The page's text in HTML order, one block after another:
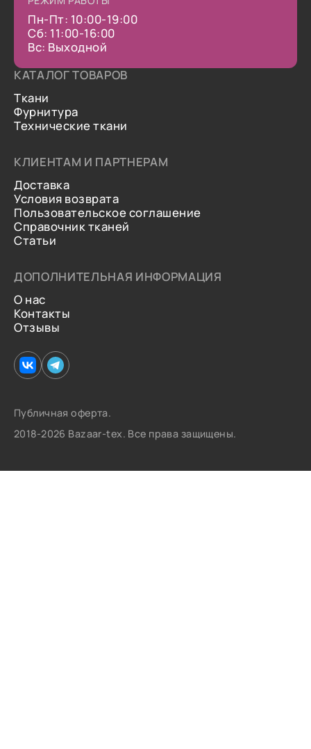
Пн-Пт: 10:00-19:00
Сб: 11:00-16:00
Вс: Выходной
КАТАЛОГ ТОВАРОВ
Ткани
Фурнитура
Технические ткани
КЛИЕНТАМ И ПАРТНЕРАМ
Доставка
Условия возврата
Пользовательское соглашение
Справочник тканей
Статьи
ДОПОЛНИТЕЛЬНАЯ ИНФОРМАЦИЯ
О нас
Контакты
Отзывы
Публичная оферта.
2018-2026 Bazaar-tex. Все права защищены.